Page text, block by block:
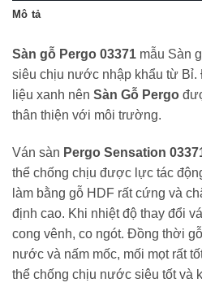
Mô tả
Sàn gỗ Pergo 03371 mẫu Sàn
siêu chịu nước nhập khẩu từ
liệu xanh nên Sàn Gỗ Pergo
thân thiện với môi trường.
Ván sàn Pergo Sensation
thể chống chịu được lực tác
làm bằng gỗ HDF rất cứng và
định cao. Khi nhiệt độ thay đổi
cong vênh, co ngót. Đồng thời
nước và nấm mốc, mối mọt rất
thể chống chịu nước siêu tốt và